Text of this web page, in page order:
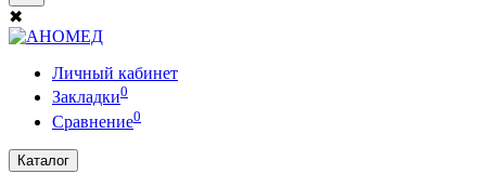
✖
Личный кабинет
Закладки0
Сравнение0
Каталог